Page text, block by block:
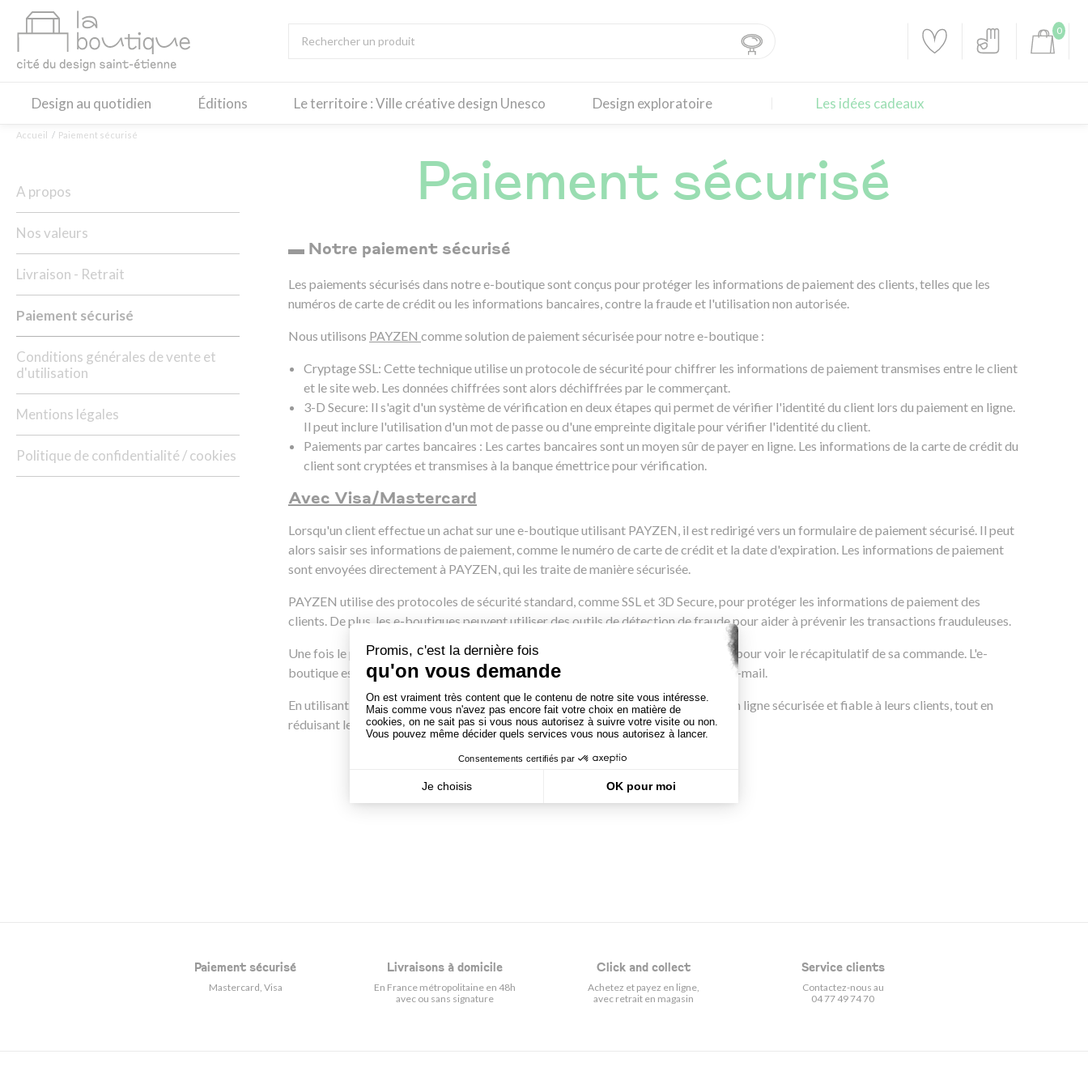
0
Design au quotidien Éditions Le territoire : Ville créative design Unesco Design exploratoire Les idées cadeaux
Accueil Paiement sécurisé
A propos
Nos valeurs
Livraison - Retrait
Paiement sécurisé
Conditions générales de vente et
d'utilisation
Mentions légales
Politique de confidentialité / cookies
Paiement sécurisé
▬ Notre paiement sécurisé
Les paiements sécurisés dans notre e-boutique sont conçus pour protéger les informations de paiement des clients, telles que les
numéros de carte de crédit ou les informations bancaires, contre la fraude et l'utilisation non autorisée.
Nous utilisons PAYZEN comme solution de paiement sécurisée pour notre e-boutique :
Cryptage SSL: Cette technique utilise un protocole de sécurité pour chiffrer les informations de paiement transmises entre le client
et le site web. Les données chiffrées sont alors déchiffrées par le commerçant.
3-D Secure: Il s'agit d'un système de vérification en deux étapes qui permet de vérifier l'identité du client lors du paiement en ligne.
Il peut inclure l'utilisation d'un mot de passe ou d'une empreinte digitale pour vérifier l'identité du client.
Paiements par cartes bancaires : Les cartes bancaires sont un moyen sûr de payer en ligne. Les informations de la carte de crédit du
client sont cryptées et transmises à la banque émettrice pour vérification.
Avec Visa/Mastercard
Lorsqu'un client effectue un achat sur une e-boutique utilisant PAYZEN, il est redirigé vers un formulaire de paiement sécurisé. Il peut
alors saisir ses informations de paiement, comme le numéro de carte de crédit et la date d'expiration. Les informations de paiement
sont envoyées directement à PAYZEN, qui les traite de manière sécurisée.
PAYZEN utilise des protocoles de sécurité standard, comme SSL et 3D Secure, pour protéger les informations de paiement des
clients. De plus, les e-boutiques peuvent utiliser des outils de détection de fraude pour aider à prévenir les transactions frauduleuses.
Une fois le paiement effectué avec succès, le client est redirigé vers la e-boutique pour voir le récapitulatif de sa commande. L'e-
boutique est alors créditée et le client reçoit une confirmation de commande par e-mail.
En utilisant PAYZEN, les e-boutiques peuvent offrir une expérience de paiement en ligne sécurisée et fiable à leurs clients, tout en
réduisant les risques de fraude et d'annulation de commande.
Paiement sécurisé
Mastercard, Visa
Livraisons à domicile
En France métropolitaine en 48h
avec ou sans signature
Click and collect
Achetez et payez en ligne,
avec retrait en magasin
Service clients
Contactez-nous au
04 77 49 74 70